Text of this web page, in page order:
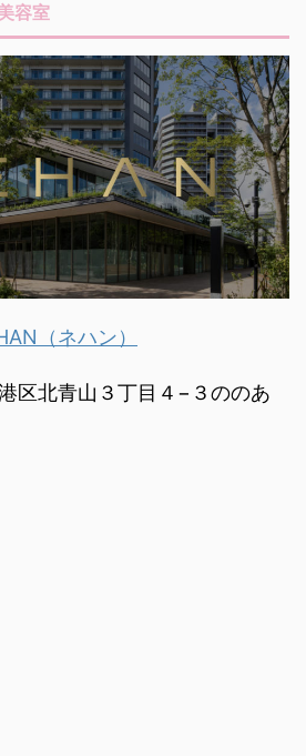
容室
（ネハン）
区北青山３丁目４−３ののあ